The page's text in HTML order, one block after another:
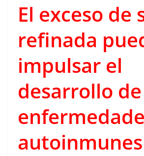
El exceso de
refinada
impulsar el
desarrollo de
autoinmunes